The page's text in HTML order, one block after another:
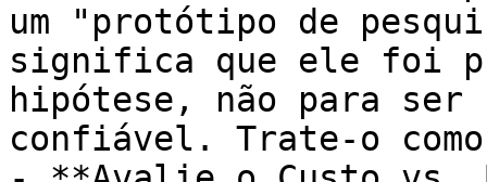
um "protótipo de
significa que ele foi
hipótese, não para ser
confiável. Trate-o